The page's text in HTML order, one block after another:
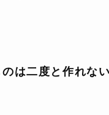
は二度と作れない